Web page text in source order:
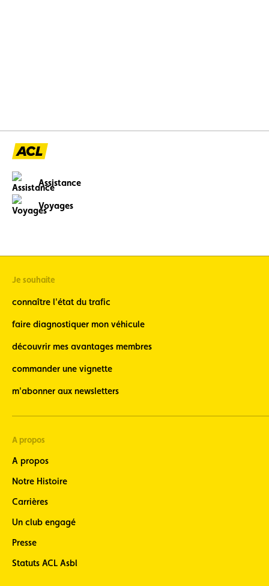
Assistance
Voyages
Je souhaite
connaître l'état du trafic
faire diagnostiquer mon véhicule
découvrir mes avantages membres
commander une vignette
m'abonner aux newsletters
A propos
A propos
Notre Histoire
Carrières
Un club engagé
Presse
Statuts ACL Asbl